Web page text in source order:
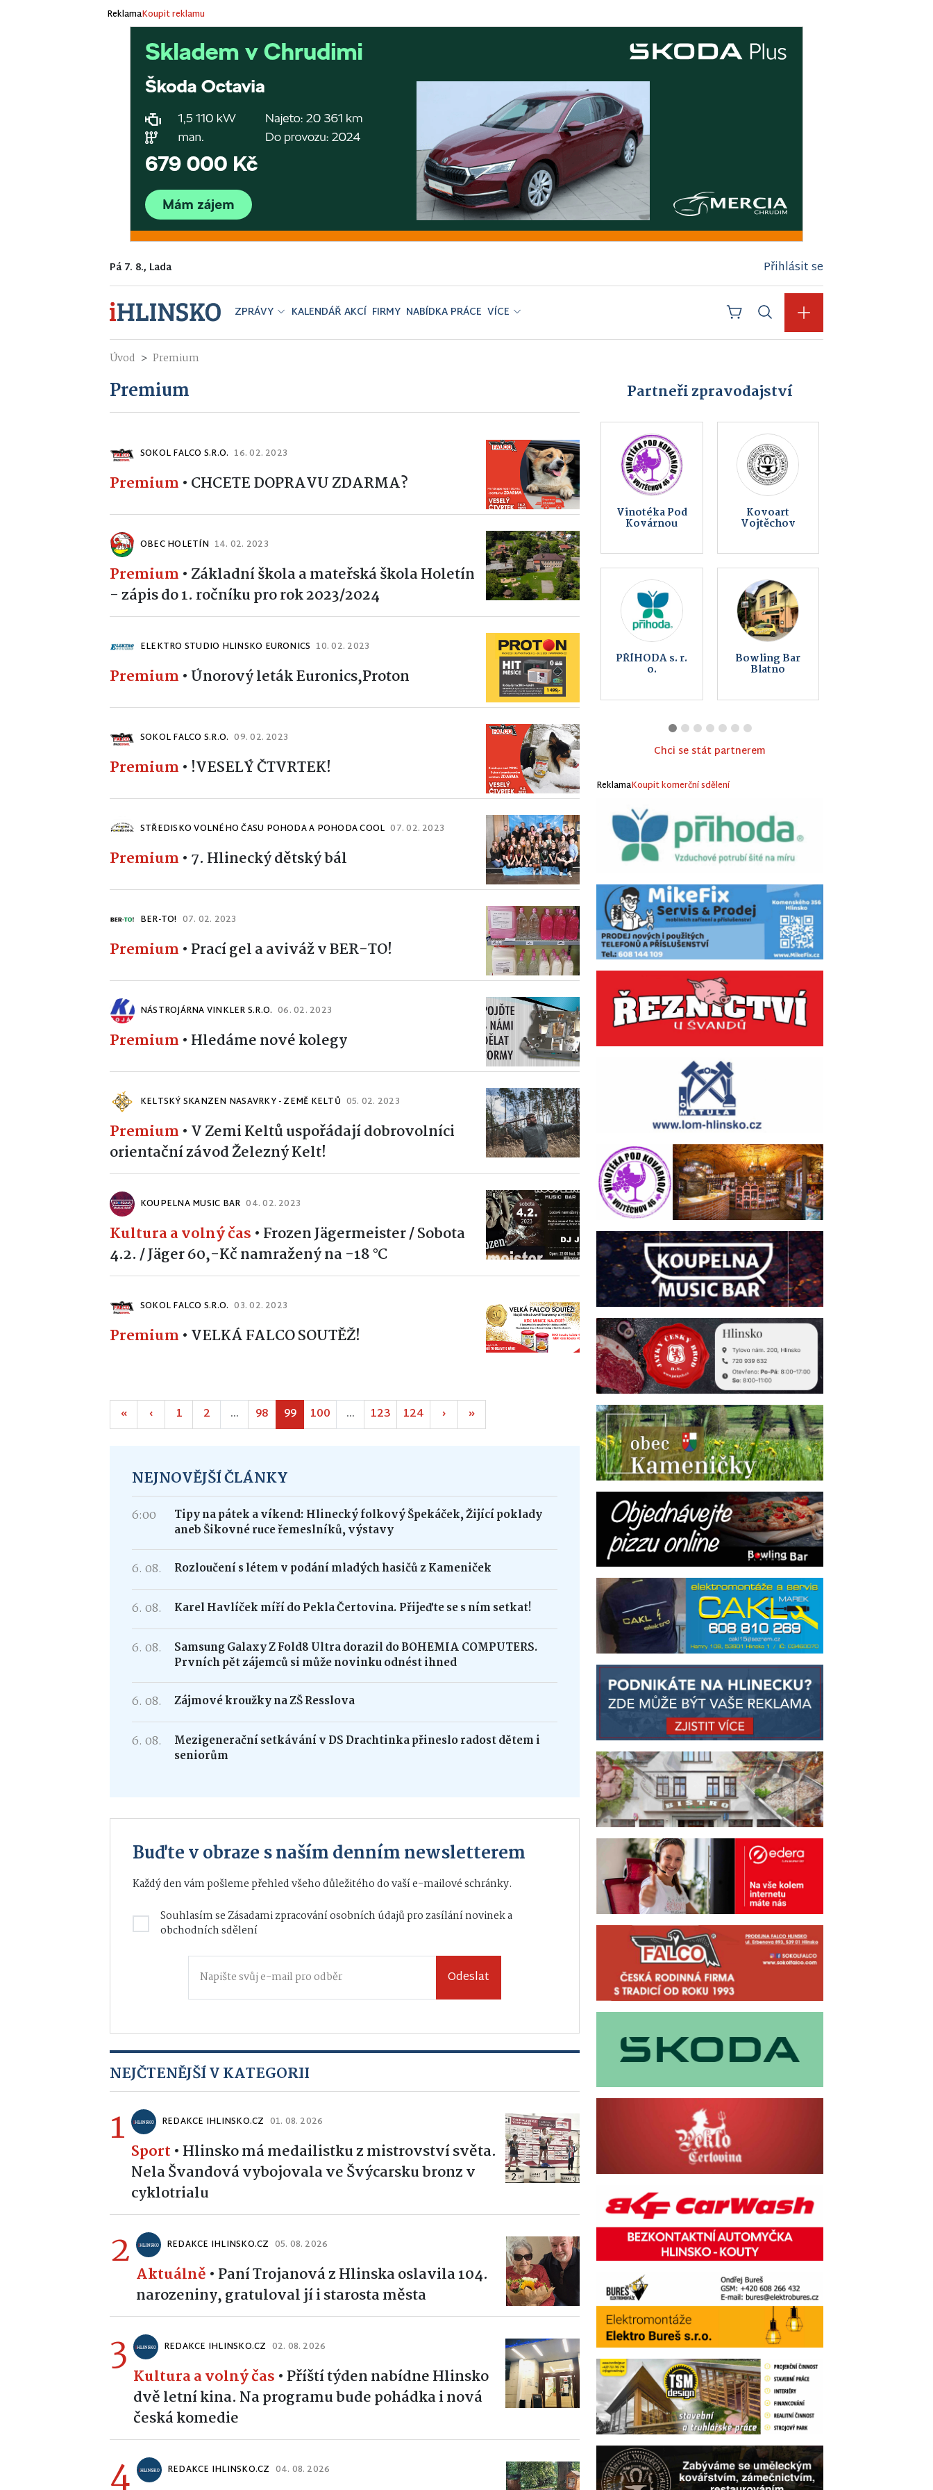
ReklamaKoupit reklamu
Pá 7. 8., Lada Přihlásit se
ZPRÁVY KALENDÁŘ AKCÍ FIRMY NABÍDKA PRÁCE VÍCE
Úvod Premium
Premium
SOKOL FALCO S.R.O. 16. 02. 2023
Premium • CHCETE DOPRAVU ZDARMA?
OBEC HOLETÍN 14. 02. 2023
Premium • Základní škola a mateřská škola Holetín
- zápis do 1. ročníku pro rok 2023/2024
ELEKTRO STUDIO HLINSKO EURONICS 10. 02. 2023
Premium • Únorový leták Euronics,Proton
SOKOL FALCO S.R.O. 09. 02. 2023
Premium • !VESELÝ ČTVRTEK!
STŘEDISKO VOLNÉHO ČASU POHODA A POHODA COOL 07. 02. 2023
Premium • 7. Hlinecký dětský bál
BER-TO! 07. 02. 2023
Premium • Prací gel a aviváž v BER-TO!
NÁSTROJÁRNA VINKLER S.R.O. 06. 02. 2023
Premium • Hledáme nové kolegy
KELTSKÝ SKANZEN NASAVRKY - ZEMĚ KELTŮ 05. 02. 2023
Premium • V Zemi Keltů uspořádají dobrovolníci
orientační závod Železný Kelt!
KOUPELNA MUSIC BAR 04. 02. 2023
Kultura a volný čas • Frozen Jägermeister / Sobota
4.2. / Jäger 60,-Kč namražený na -18 °C
SOKOL FALCO S.R.O. 03. 02. 2023
Premium • VELKÁ FALCO SOUTĚŽ!
« ‹ 1 2 ... 98 99 100 ... 123 124 › »
NEJNOVĚJŠÍ ČLÁNKY
6:00
Tipy na pátek a víkend: Hlinecký folkový Špekáček, Žijící poklady
aneb Šikovné ruce řemeslníků, výstavy
6. 08. Rozloučení s létem v podání mladých hasičů z Kameniček
6. 08. Karel Havlíček míří do Pekla Čertovina. Přijeďte se s ním setkat!
6. 08.
Samsung Galaxy Z Fold8 Ultra dorazil do BOHEMIA COMPUTERS.
Prvních pět zájemců si může novinku odnést ihned
6. 08. Zájmové kroužky na ZŠ Resslova
6. 08.
Mezigenerační setkávání v DS Drachtinka přineslo radost dětem i
seniorům
Buďte v obraze s naším denním newsletterem
Každý den vám pošleme přehled všeho důležitého do vaší e-mailové schránky.
Souhlasím seZásadami zpracování osobních údajůpro zasílání novinek a
obchodních sdělení
Odeslat
NEJČTENĚJŠÍ V KATEGORII
1 REDAKCE IHLINSKO.CZ 01. 08. 2026
Sport • Hlinsko má medailistku z mistrovství světa.
Nela Švandová vybojovala ve Švýcarsku bronz v
cyklotrialu
2 REDAKCE IHLINSKO.CZ 05. 08. 2026
Aktuálně • Paní Trojanová z Hlinska oslavila 104.
narozeniny, gratuloval jí i starosta města
3 REDAKCE IHLINSKO.CZ 02. 08. 2026
Kultura a volný čas • Příští týden nabídne Hlinsko
dvě letní kina. Na programu bude pohádka i nová
česká komedie
4 REDAKCE IHLINSKO.CZ 04. 08. 2026
Partneři zpravodajství
Lom Matula
Hlinsko
KS Fight Gym
Hlinsko
Bistro GAMAS Keltský
skanzen
Chci se stát partnerem
ReklamaKoupit komerční sdělení